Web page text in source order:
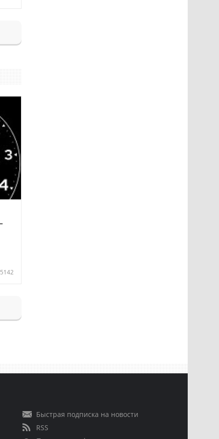
5142
Быстрая подписка на новости
RSS